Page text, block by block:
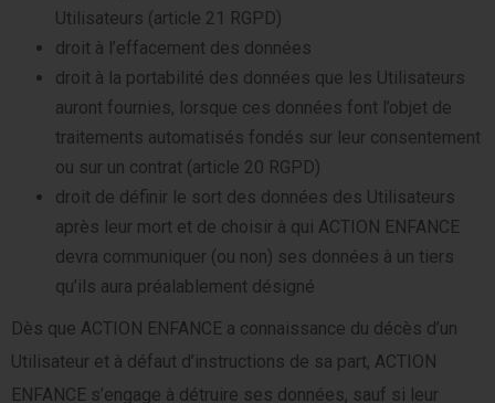
Utilisateurs (article 21 RGPD)
droit à l’effacement des données
droit à la portabilité des données que les Utilisateurs
auront fournies, lorsque ces données font l’objet de
traitements automatisés fondés sur leur consentement
ou sur un contrat (article 20 RGPD)
droit de définir le sort des données des Utilisateurs
après leur mort et de choisir à qui ACTION ENFANCE
devra communiquer (ou non) ses données à un tiers
qu’ils aura préalablement désigné
Dès que ACTION ENFANCE a connaissance du décès d’un
Utilisateur et à défaut d’instructions de sa part, ACTION
ENFANCE s’engage à détruire ses données, sauf si leur